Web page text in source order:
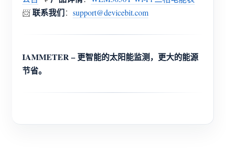
📨联系我们： support@devicebit.com
IAMMETER – 更智能的太阳能监测，更大的能源
节省。